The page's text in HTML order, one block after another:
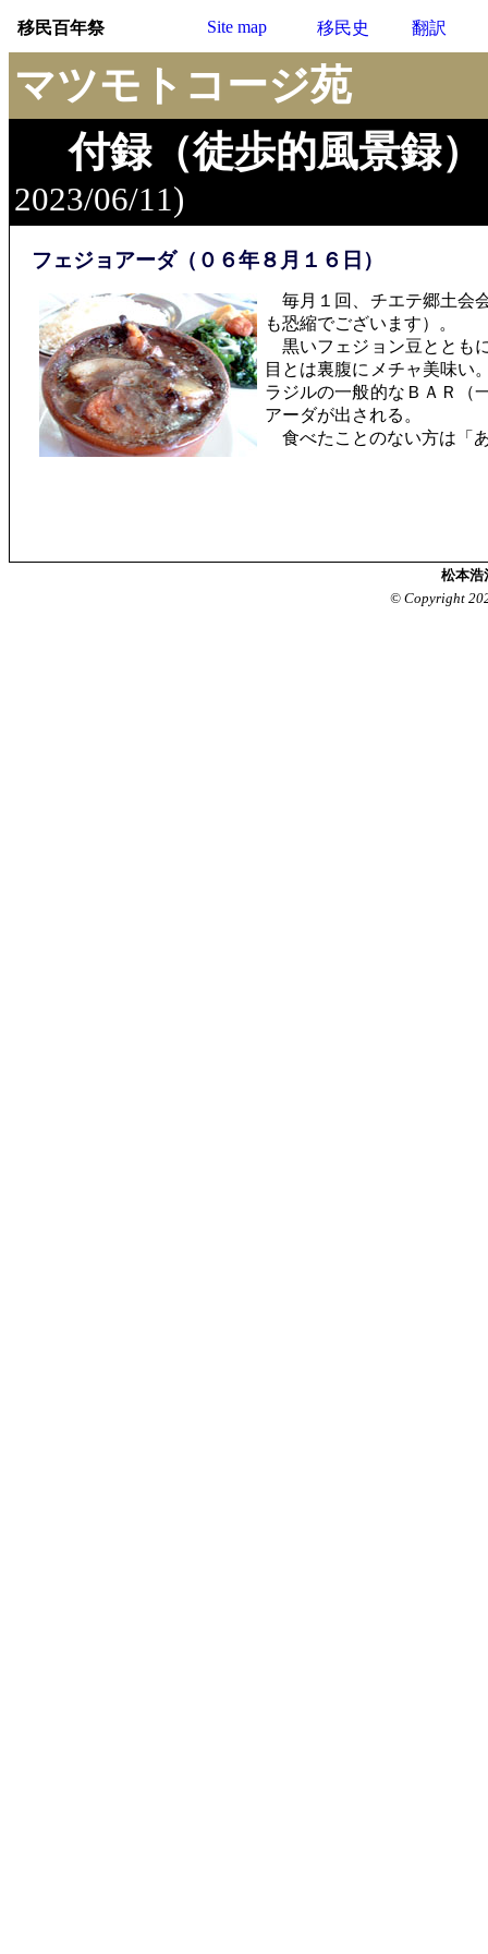
移民百年祭 Site map 移民史 翻訳
マツモトコージ苑
付録（徒歩的風景録）
2023/06/11)
フェジョアーダ（０６年８月１６日）
毎月１回、チエテ郷土会
も恐縮でございます）。
黒いフェジョン豆ととも
目とは裏腹にメチャ美味い
ラジルの一般的なＢＡＲ（
アーダが出される。
食べたことのない方は「
松本
© Copyright